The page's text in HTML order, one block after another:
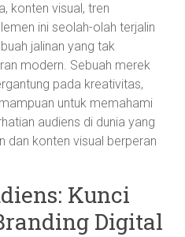
konten visual, tren
ini seolah-olah terjalin
jalinan yang tak
modern. Sebuah merek
pada kreativitas,
untuk memahami
audiens di dunia yang
dan konten visual berperan
Kunci
Digital